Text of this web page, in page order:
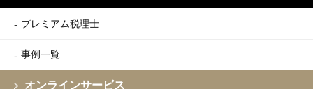
プレミアム税理士
事例一覧
オンラインサービス